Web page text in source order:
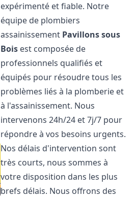
expérimenté et fiable. Notre
équipe de plombiers
assainissement Pavillons sous
Bois est composée de
professionnels qualifiés et
équipés pour résoudre tous les
problèmes liés à la plomberie et
à l'assainissement. Nous
intervenons 24h/24 et 7j/7 pour
répondre à vos besoins urgents.
Nos délais d'intervention sont
très courts, nous sommes à
votre disposition dans les plus
brefs délais. Nous offrons des